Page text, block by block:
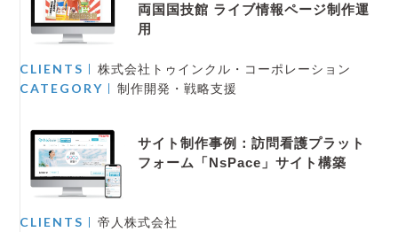
両国国技館 ライブ情報ページ制作運
用
CLIENTS 株式会社トゥインクル・コーポレーション
CATEGORY 制作開発・戦略支援
サイト制作事例：訪問看護プラット
フォーム「NsPace」サイト構築
CLIENTS 帝人株式会社